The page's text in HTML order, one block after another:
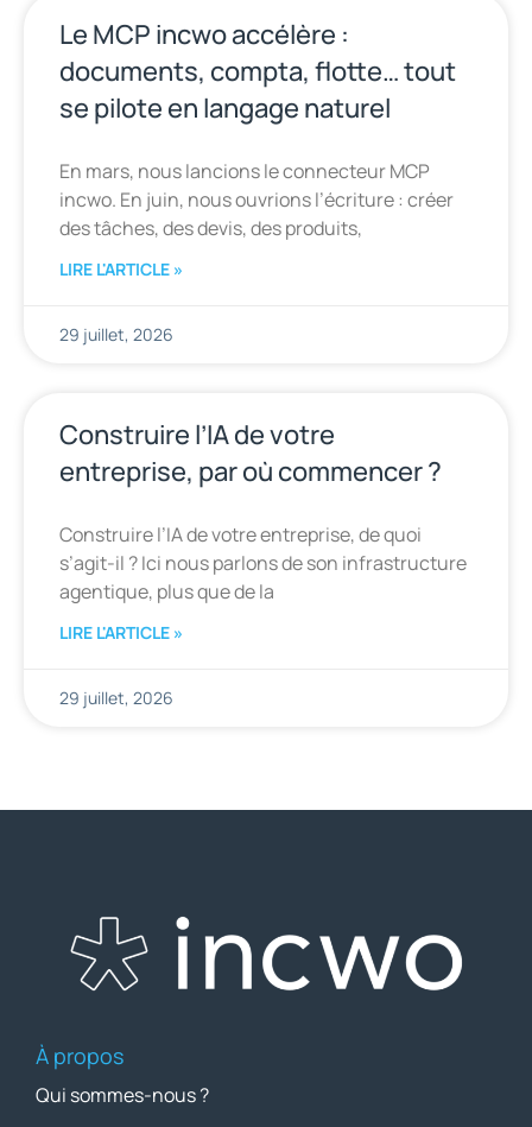
Le MCP incwo accélère :
documents, compta, flotte… tout
se pilote en langage naturel
En mars, nous lancions le connecteur MCP
incwo. En juin, nous ouvrions l’écriture : créer
des tâches, des devis, des produits,
LIRE L'ARTICLE »
29 juillet, 2026
Construire l’IA de votre
entreprise, par où commencer ?
Construire l’IA de votre entreprise, de quoi
s’agit-il ? Ici nous parlons de son infrastructure
agentique, plus que de la
LIRE L'ARTICLE »
29 juillet, 2026
À propos
Qui sommes-nous ?